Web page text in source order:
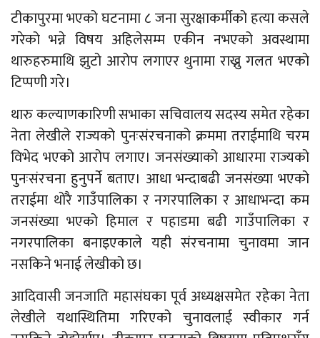
टीकापुरमा भएको घटनामा ८ जना सुरक्षाकर्मीको हत्या कसले
गरेको भन्ने विषय अहिलेसम्म एकीन नभएको अवस्थामा
थारुहरुमाथि झुटो आरोप लगाएर थुनामा राख्नु गलत भएको
टिप्पणी गरे।
थारु कल्याणकारिणी सभाका सचिवालय सदस्य समेत रहेका
नेता लेखीले राज्यको पुनःसंरचनाको क्रममा तराईमाथि चरम
विभेद भएको आरोप लगाए। जनसंख्याको आधारमा राज्यको
पुनःसंरचना हुनुपर्ने बताए। आधा भन्दाबढी जनसंख्या भएको
तराईमा थोरै गाउँपालिका र नगरपालिका र आधाभन्दा कम
जनसंख्या भएको हिमाल र पहाडमा बढी गाउँपालिका र
नगरपालिका बनाइएकाले यही संरचनामा चुनावमा जान
नसकिने भनाई लेखीको छ।
आदिवासी जनजाति महासंघका पूर्व अध्यक्षसमेत रहेका नेता
लेखीले यथास्थितिमा गरिएको चुनावलाई स्वीकार गर्न